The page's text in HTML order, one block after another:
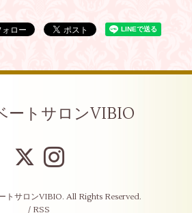
ートサロンVIBIO
トサロンVIBIO. All Rights Reserved.
/ RSS